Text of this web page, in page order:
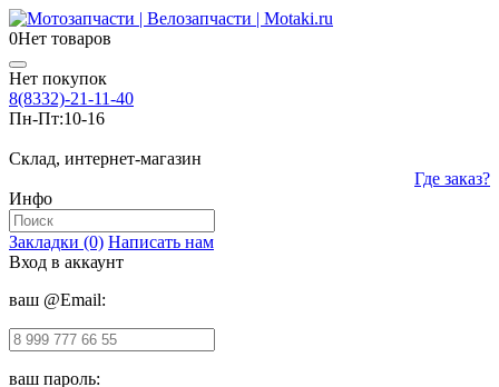
0Нет товаров
Нет покупок
8(8332)-21-11-40
Пн-Пт:10-16
Склад, интернет-магазин
Где заказ?
Инфо
Закладки (0) Написать нам
Вход в аккаунт
ваш @Email:
ваш пароль: